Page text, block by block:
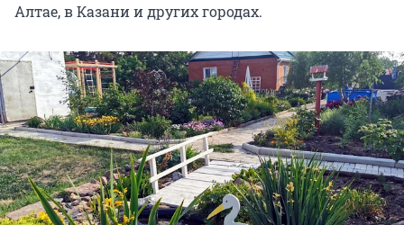
Алтае, в Казани и других городах.